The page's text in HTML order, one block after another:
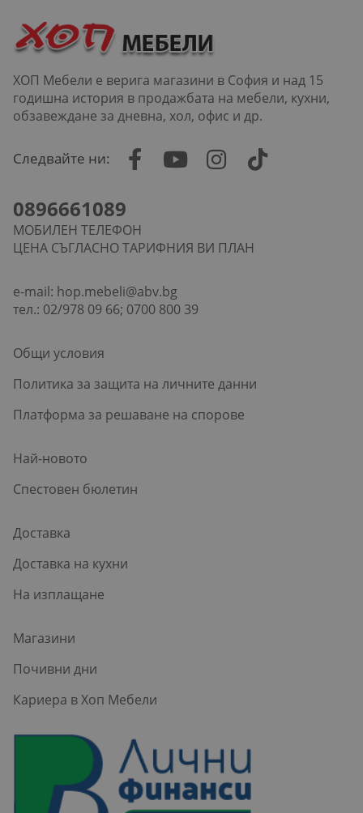
ХОП Мебели е верига магазини в София и над 15
годишна история в продажбата на мебели, кухни,
обзавеждане за дневна, хол, офис и др.
Следвайте ни:
0896661089
МОБИЛЕН ТЕЛЕФОН
ЦЕНА СЪГЛАСНО ТАРИФНИЯ ВИ ПЛАН
e-mail: hop.mebeli@abv.bg
тел.: 02/978 09 66; 0700 800 39
Общи условия
Политика за защита на личните данни
Платформа за решаване на спорове
Най-новото
Спестовен бюлетин
Доставка
Доставка на кухни
На изплащане
Магазини
Почивни дни
Кариера в Хоп Мебели